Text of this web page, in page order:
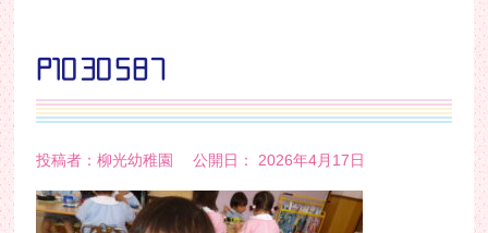
P1030587
投稿者：柳光幼稚園 公開日： 2026年4月17日